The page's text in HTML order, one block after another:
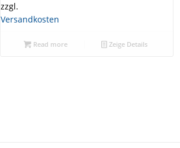
zzgl.
Versandkosten
Read more Zeige Details